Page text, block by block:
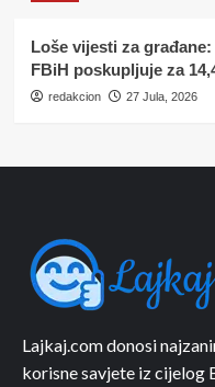
Loše vijesti za
FBiH poskupljuje za
redakcion 27 Jula, 2026
Lajkaj.com donosi
korisne savjete iz cijelog